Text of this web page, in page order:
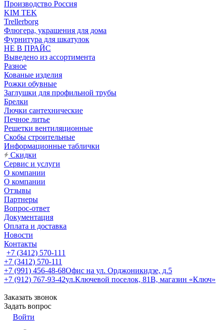
Производство Россия
KIM TEK
Trellerborg
Флюгера, украшения для дома
Фурнитура для шкатулок
НЕ В ПРАЙС
Выведено из ассортимента
Разное
Кованые изделия
Рожки обувные
Заглушки для профильной трубы
Брелки
Лючки сантехнические
Печное литье
Решетки вентиляционные
Скобы строительные
Информационные таблички
Скидки
Сервис и услуги
О компании
О компании
Отзывы
Партнеры
Вопрос-ответ
Документация
Оплата и доставка
Новости
Контакты
+7 (3412) 570-111
+7 (3412) 570-111
+7 (991) 456-48-68Офис на ул. Орджоникидзе, д.5
+7 (912) 767-93-42ул.Ключевой поселок, 81В, магазин «Ключ»
Заказать звонок
Задать вопрос
Войти